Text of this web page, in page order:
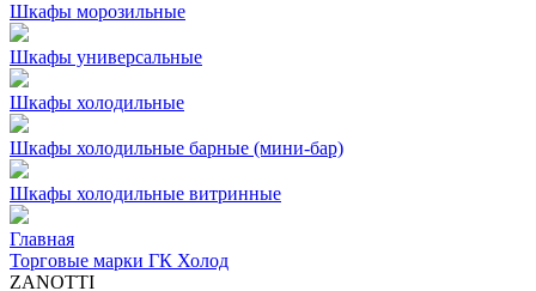
Шкафы морозильные
Шкафы универсальные
Шкафы холодильные
Шкафы холодильные барные (мини-бар)
Шкафы холодильные витринные
Главная
Торговые марки ГК Холод
ZANOTTI